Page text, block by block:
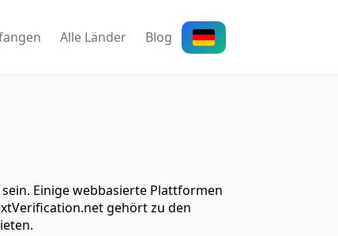
Alle Länder Blog
Einige webbasierte Plattformen
gehört zu den